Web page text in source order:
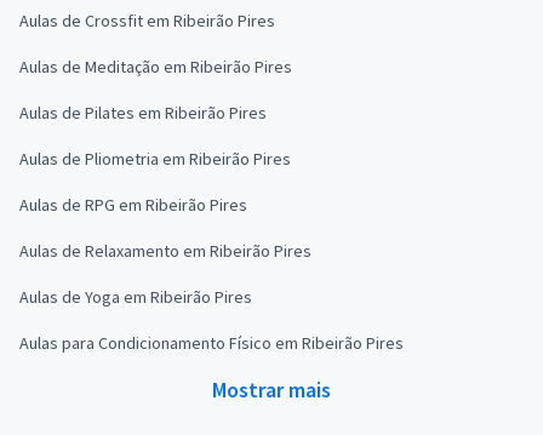
Aulas de Crossfit em Ribeirão Pires
Aulas de Meditação em Ribeirão Pires
Aulas de Pilates em Ribeirão Pires
Aulas de Pliometria em Ribeirão Pires
Aulas de RPG em Ribeirão Pires
Aulas de Relaxamento em Ribeirão Pires
Aulas de Yoga em Ribeirão Pires
Aulas para Condicionamento Físico em Ribeirão Pires
Mostrar mais